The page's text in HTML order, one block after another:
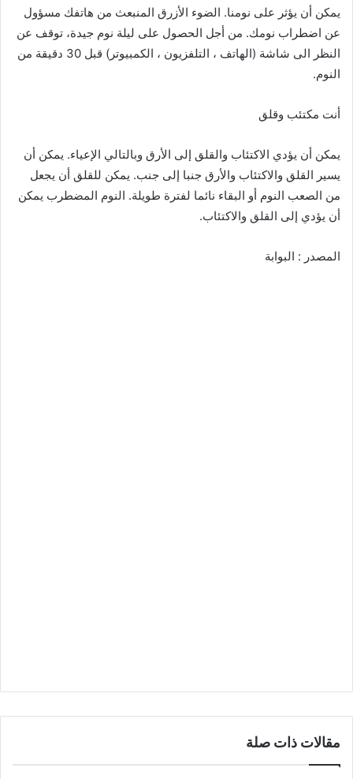
يمكن أن يؤثر على نومنا. الضوء الأزرق المنبعث من هاتفك مسؤول
عن اضطراب نومك. من أجل الحصول على ليلة نوم جيدة، توقف عن
النظر الى شاشة (الهاتف ، التلفزيون ، الكمبيوتر) قبل 30 دقيقة من
النوم.
أنت مكتئب وقلق
يمكن أن يؤدي الاكتئاب والقلق إلى الأرق وبالتالي الإعياء. يمكن أن
يسير القلق والاكتئاب والأرق جنبا إلى جنب. يمكن للقلق أن يجعل
من الصعب النوم أو البقاء نائما لفترة طويلة. النوم المضطرب يمكن
أن يؤدي إلى القلق والاكتئاب.
المصدر : البوابة
مقالات ذات صلة